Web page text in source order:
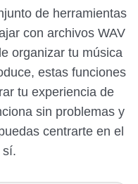
de herramientas
con archivos WAV
organizar tu música
estas funciones
tu experiencia de
sin problemas y
centrarte en el
sí.